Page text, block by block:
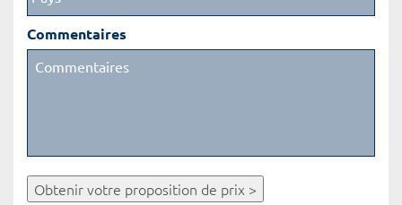
Commentaires
Obtenir votre proposition de prix >